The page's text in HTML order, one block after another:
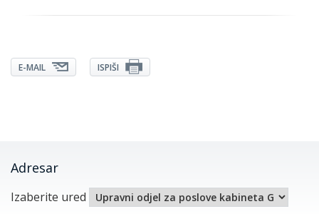
E-MAIL ISPIŠI
Adresar
Izaberite ured